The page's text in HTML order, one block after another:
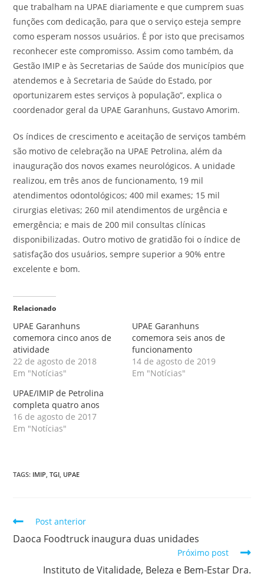
que trabalham na UPAE diariamente e que cumprem suas
funções com dedicação, para que o serviço esteja sempre
como esperam nossos usuários. É por isto que precisamos
reconhecer este compromisso. Assim como também, da
Gestão IMIP e às Secretarias de Saúde dos municípios que
atendemos e à Secretaria de Saúde do Estado, por
oportunizarem estes serviços à população”, explica o
coordenador geral da UPAE Garanhuns, Gustavo Amorim.
Os índices de crescimento e aceitação de serviços também
são motivo de celebração na UPAE Petrolina, além da
inauguração dos novos exames neurológicos. A unidade
realizou, em três anos de funcionamento, 19 mil
atendimentos odontológicos; 400 mil exames; 15 mil
cirurgias eletivas; 260 mil atendimentos de urgência e
emergência; e mais de 200 mil consultas clínicas
disponibilizadas. Outro motivo de gratidão foi o índice de
satisfação dos usuários, sempre superior a 90% entre
excelente e bom.
Relacionado
UPAE Garanhuns
comemora cinco anos de
atividade
22 de agosto de 2018
Em "Notícias"
UPAE Garanhuns
comemora seis anos de
funcionamento
14 de agosto de 2019
Em "Notícias"
UPAE/IMIP de Petrolina
completa quatro anos
16 de agosto de 2017
Em "Notícias"
TAGS: IMIP TGI UPAE
Post anterior
Daoca Foodtruck inaugura duas unidades
Próximo post
Instituto de Vitalidade, Beleza e Bem-Estar Dra.